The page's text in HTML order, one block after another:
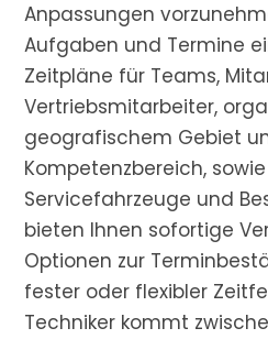
Anpassungen
Aufgaben und Termine
Zeitpläne für Teams,
Vertriebsmitarbeiter,
geografischem Gebiet
Kompetenzbereich,
Servicefahrzeuge und
bieten Ihnen sofortige
Optionen zur
fester oder flexibler
Techniker kommt